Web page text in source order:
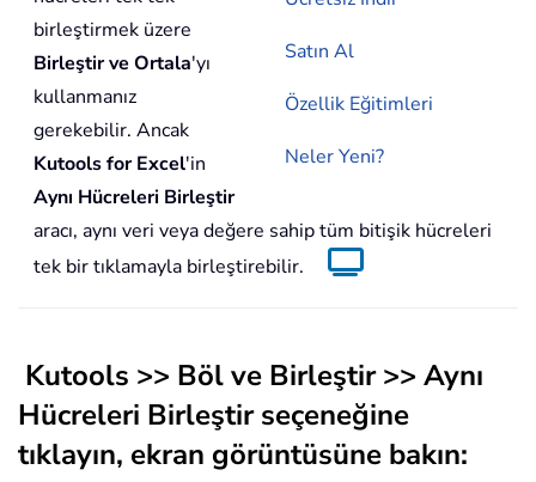
Satın Al
Özellik Eğitimleri
Neler Yeni?
birleştirmek üzere
Birleştir ve Ortala'yı
kullanmanız
gerekebilir. Ancak
Kutools for Excel'in
Aynı Hücreleri Birleştir
aracı, aynı veri veya değere sahip tüm bitişik hücreleri
tek bir tıklamayla birleştirebilir.
Kutools >> Böl ve Birleştir>> Aynı
Hücreleri Birleştirseçeneğine
tıklayın, ekran görüntüsüne bakın: